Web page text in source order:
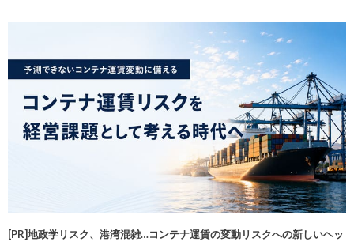
[PR]地政学リスク、港湾混雑…コンテナ運賃の変動リスクへの新しいヘッ